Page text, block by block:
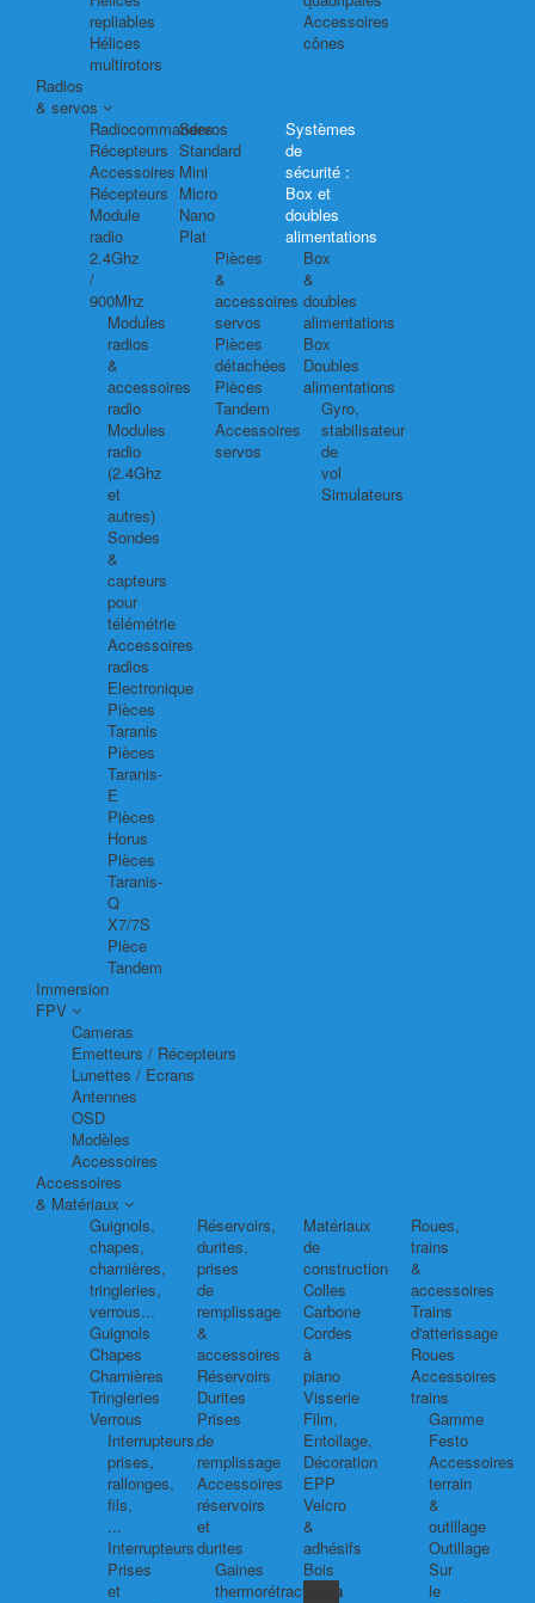
repliables
Hélices
multirotors
Accessoires
cônes
Radios
& servos
Radiocommandes
Récepteurs
Accessoires
Récepteurs
Module
radio
2.4Ghz
/
900Mhz
Modules
radios
&
accessoires
radio
Modules
radio
(2.4Ghz
et
autres)
Sondes
&
capteurs
pour
télémétrie
Accessoires
radios
Electronique
Pièces
Taranis
Pièces
Taranis-
E
Pièces
Horus
Pièces
Taranis-
Q
X7/7S
Pièce
Tandem
Servos
Standard
Mini
Micro
Nano
Plat
Pièces
&
accessoires
servos
Pièces
détachées
Pièces
Tandem
Accessoires
servos
Systèmes
de
sécurité :
Box et
doubles
alimentations
Box
&
doubles
alimentations
Box
Doubles
alimentations
Gyro,
stabilisateur
de
vol
Simulateurs
Immersion
FPV
Cameras
Emetteurs / Récepteurs
Lunettes / Ecrans
Antennes
OSD
Modèles
Accessoires
Accessoires
& Matériaux
Guignols,
chapes,
charnières,
tringleries,
verrous...
Guignols
Chapes
Charnières
Tringleries
Verrous
Interrupteurs,
prises,
rallonges,
fils,
...
Interrupteurs
Prises
et
Réservoirs,
durites,
prises
de
remplissage
&
accessoires
Réservoirs
Durites
Prises
de
remplissage
Accessoires
réservoirs
et
durites
Gaines
thermorétractables
Matériaux
de
construction
Colles
Carbone
Cordes
à
piano
Visserie
Film,
Entoilage,
Décoration
EPP
Velcro
&
adhésifs
Bois
Balsa
Roues,
trains
&
accessoires
Trains
d'atterissage
Roues
Accessoires
trains
Gamme
Festo
Accessoires
terrain
&
outillage
Outillage
Sur
le